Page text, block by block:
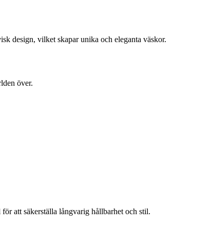
design, vilket skapar unika och eleganta väskor.
över.
att säkerställa långvarig hållbarhet och stil.